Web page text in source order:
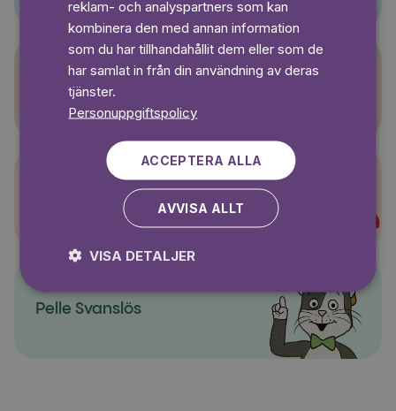
Sagasagor
Super-Charlie
Pelle Svanslös
reklam- och analyspartners som kan
kombinera den med annan information
som du har tillhandahållit dem eller som de
har samlat in från din användning av deras
tjänster.
Personuppgiftspolicy
ACCEPTERA ALLA
AVVISA ALLT
VISA DETALJER